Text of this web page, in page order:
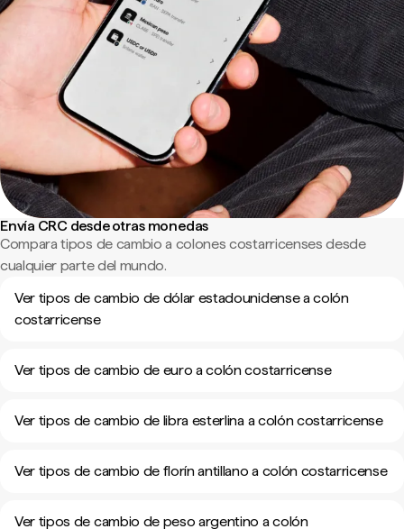
Envía CRC desde otras monedas
Compara tipos de cambio a colones costarricenses desde
cualquier parte del mundo.
Ver tipos de cambio de dólar estadounidense a colón
costarricense
Ver tipos de cambio de euro a colón costarricense
Ver tipos de cambio de libra esterlina a colón costarricense
Ver tipos de cambio de florín antillano a colón costarricense
Ver tipos de cambio de peso argentino a colón